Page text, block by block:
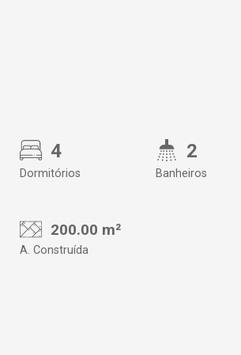
4
Dormitórios
2
Banheiros
200.00 m²
A. Construída